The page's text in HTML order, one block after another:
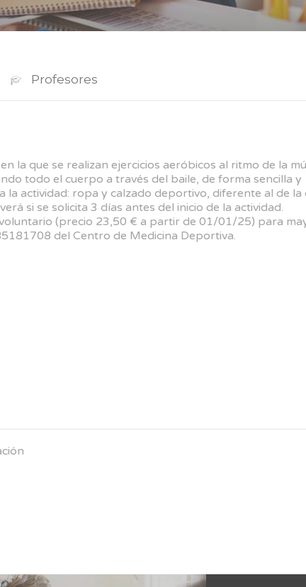
Profesores
la que se realizan ejercicios aeróbicos al ritmo de la
todo el cuerpo a través del baile, de forma sencilla y
la actividad: ropa y calzado deportivo, diferente al de la
si se solicita 3 días antes del inicio de la actividad.
(precio 23,50 € a partir de 01/01/25) para
del Centro de Medicina Deportiva.